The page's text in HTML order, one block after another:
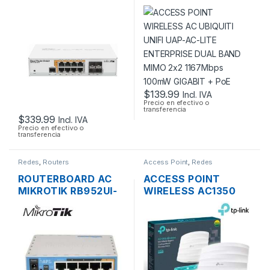
+ 4 PUERTOS SFP,
RACKEABLE
$339.99 Incl. IVA
Precio en efectivo o
transferencia
UBIQUITI UNIFI UAP-
AC-LITE ENTERPRISE
DUAL BAND MIMO
2×2 1167MBPS
100MW GIGABIT +
POE
$139.99 Incl. IVA
Precio en efectivo o
transferencia
Redes Routers
ROUTERBOARD AC
MIKROTIK RB952UI-
5AC2ND HAP AC
LITE DUAL BAND
USB OS L4
Access Point Redes
ACCESS POINT
WIRELESS AC1350
TP-LINK EAP225
DUAL BAND
1350MBPS GIGABIT
SOPORTA POE
MONTAJE EN
TECHO